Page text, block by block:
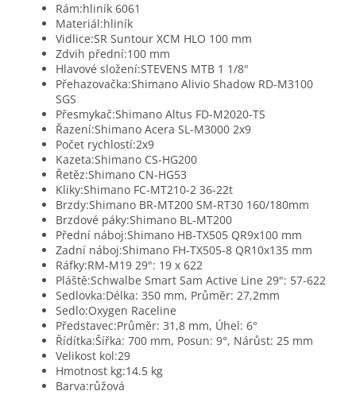
Rám:hliník 6061
Materiál:hliník
Vidlice:SR Suntour XCM HLO 100 mm
Zdvih přední:100 mm
Hlavové složení:STEVENS MTB 1 1/8"
Přehazovačka:Shimano Alivio Shadow RD-M3100
SGS
Přesmykač:Shimano Altus FD-M2020-TS
Řazení:Shimano Acera SL-M3000 2x9
Počet rychlostí:2x9
Kazeta:Shimano CS-HG200
Řetěz:Shimano CN-HG53
Kliky:Shimano FC-MT210-2 36-22t
Brzdy:Shimano BR-MT200 SM-RT30 160/180mm
Brzdové páky:Shimano BL-MT200
Přední náboj:Shimano HB-TX505 QR9x100 mm
Zadní náboj:Shimano FH-TX505-8 QR10x135 mm
Ráfky:RM-M19 29": 19 x 622
Pláště:Schwalbe Smart Sam Active Line 29": 57-622
Sedlovka:Délka: 350 mm, Průměr: 27,2mm
Sedlo:Oxygen Raceline
Představec:Průměr: 31,8 mm, Úhel: 6°
Řídítka:Šířka: 700 mm, Posun: 9°, Nárůst: 25 mm
Velikost kol:29
Hmotnost kg:14.5 kg
Barva:růžová